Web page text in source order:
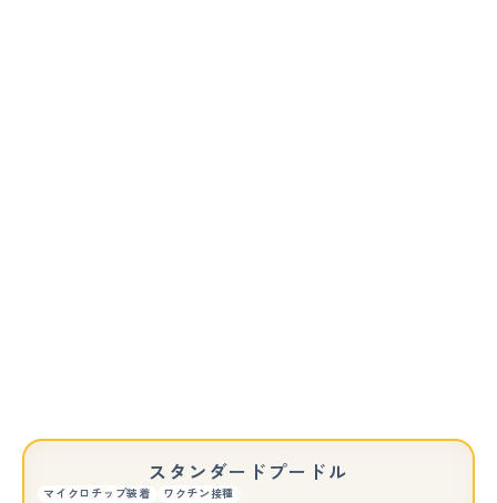
スタンダードプードル
マイクロチップ装着 ワクチン接種